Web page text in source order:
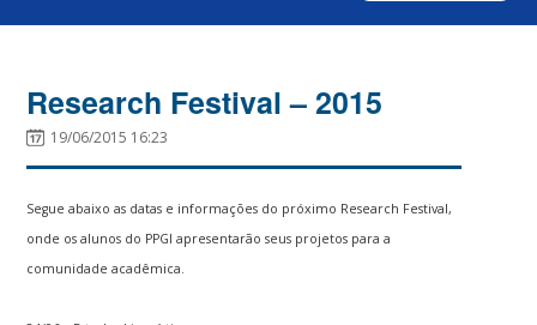
Research Festival – 2015
19/06/2015 16:23
Segue abaixo as datas e informações do próximo Research Festival,
onde os alunos do PPGI apresentarão seus projetos para a
comunidade acadêmica.